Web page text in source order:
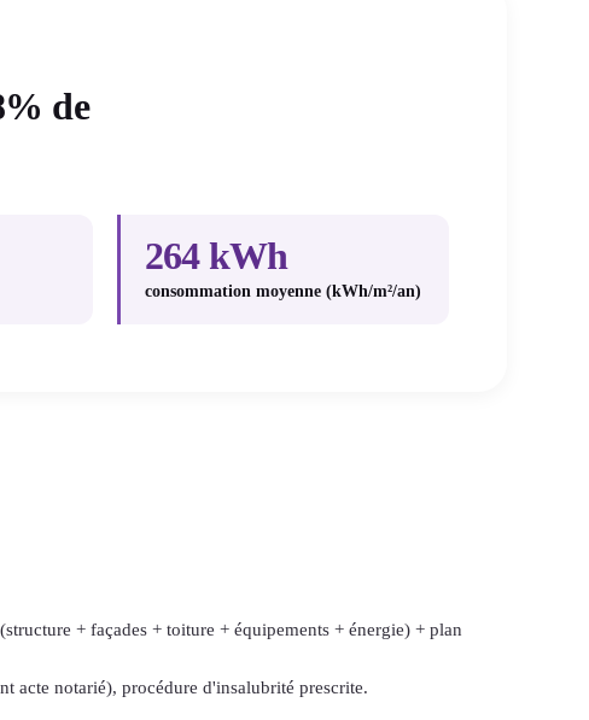
de
264 kWh
consommation moyenne (kWh/m²/an)
+ façades + toiture + équipements + énergie) + plan
acte notarié), procédure d'insalubrité prescrite.